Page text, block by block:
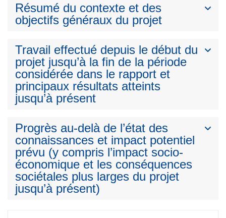
Résumé du contexte et des
objectifs généraux du projet
Travail effectué depuis le début du
projet jusqu’à la fin de la période
considérée dans le rapport et
principaux résultats atteints
jusqu’à présent
Progrès au-delà de l’état des
connaissances et impact potentiel
prévu (y compris l’impact socio-
économique et les conséquences
sociétales plus larges du projet
jusqu’à présent)